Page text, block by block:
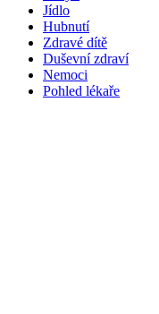
Jídlo
Hubnutí
Zdravé dítě
Duševní zdraví
Nemoci
Pohled lékaře